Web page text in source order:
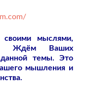
своими мыслями,
Ждём Ваших
темы. Это
мышления и